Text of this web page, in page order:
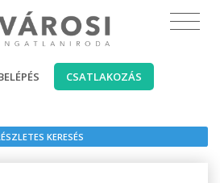
CSATLAKOZÁS
KERESÉS